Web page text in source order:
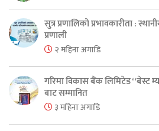
सुत्र प्रणालिको प्रभावकारीता :
प्रणाली
२ महिना अगाडि
गरिमा विकास बैंक लिमिटेड “बेस्ट
बाट सम्मानित
३ महिना अगाडि